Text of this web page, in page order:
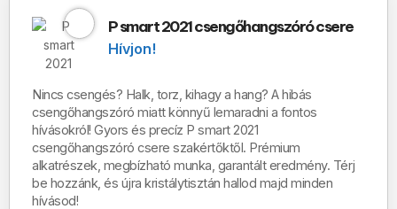
P smart 2021 csengőhangszóró csere
Hívjon!
Nincs csengés? Halk, torz, kihagy a hang? A hibás
csengőhangszóró miatt könnyű lemaradni a fontos
hívásokról! Gyors és precíz P smart 2021
csengőhangszóró csere szakértőktől. Prémium
alkatrészek, megbízható munka, garantált eredmény. Térj
be hozzánk, és újra kristálytisztán hallod majd minden
hívásod!